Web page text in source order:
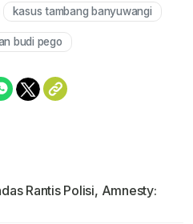
Mute
kasus tambang banyuwangi
budi pego
Rantis Polisi, Amnesty: